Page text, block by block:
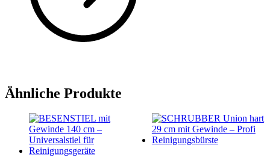
Ähnliche Produkte